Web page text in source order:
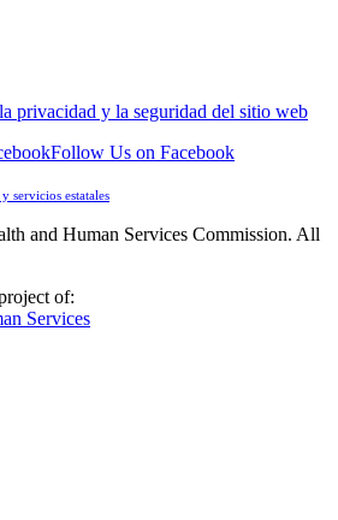
privacidad y la seguridad del sitio web
Follow Us on Facebook
servicios estatales
and Human Services Commission. All
of: